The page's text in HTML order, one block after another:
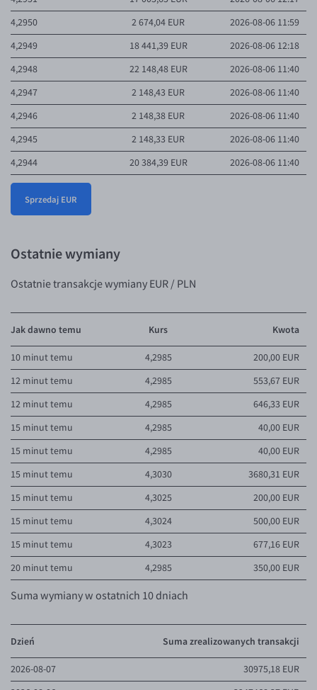
4,3037 923,65 EUR
2026-08-06 10:56
4,3038
5 835,00 EUR
2026-08-06 08:50
4,3039
13 419,02 EUR
2026-08-06 06:05
4,3042
5 000,00 EUR
2026-08-05 13:41
4,3045
100,00 EUR
2026-08-06 09:02
4,3049
5 000,00 EUR 2026-08-05 16:26
Pokaż kolejne oferty
4,2950
2 674,04 EUR
2026-08-06 11:59
4,2949
18 441,39 EUR
2026-08-06 12:18
4,2948
22 148,48 EUR
2026-08-06 11:40
4,2947
2 148,43 EUR
2026-08-06 11:40
4,2946
2 148,38 EUR
2026-08-06 11:40
4,2945
2 148,33 EUR
2026-08-06 11:40
4,2944
20 384,39 EUR
2026-08-06 11:40
4,2943
4,2940
4,2939
29 456,91 EUR
4,2937
18 541,01 EUR
2026-08-06 11:32
4,2936
20 989,38 EUR
2026-08-06 11:32
4,2935
24 265,92 EUR
2026-08-06 11:32
4,2934
66 499,19 EUR
2026-08-06 11:32
4,2933
233 330,63 EUR
2026-08-06 11:32
4,2932
26 507,09 EUR 2026-08-06 10:59
Pokaż kolejne oferty
Sprzedaj EUR
Ostatnie wymiany
Ostatnie transakcje wymiany EUR / PLN
Jak dawno temu Kurs Kwota
10 minut temu 4,2985
200,00 EUR
12 minut temu
4,2985
553,67 EUR
12 minut temu
4,2985
646,33 EUR
15 minut temu
4,2985
40,00 EUR
15 minut temu
4,2985
40,00 EUR
15 minut temu
4,3030
3680,31 EUR
15 minut temu
4,3025
200,00 EUR
15 minut temu
4,3024
500,00 EUR
15 minut temu
4,3023
677,16 EUR
20 minut temu
4,2985 350,00 EUR
Suma wymiany w ostatnich 10 dniach
Dzień Suma zrealizowanych transakcji
2026-08-07
30975,18 EUR